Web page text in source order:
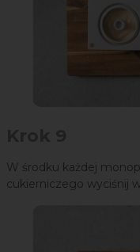
W środku każdej
cukierniczego wyciśnij